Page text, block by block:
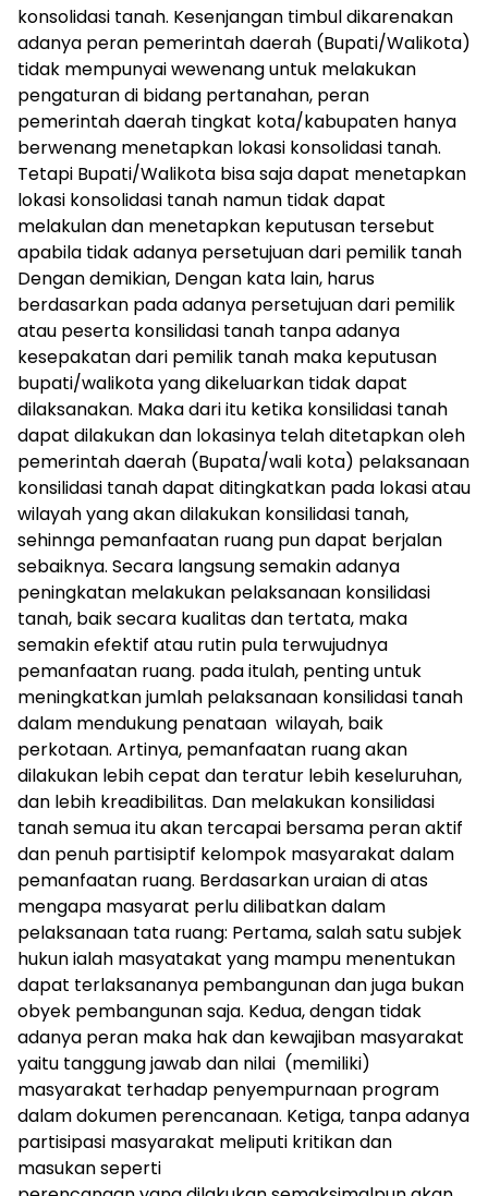
konsolidasi tanah. Kesenjangan timbul dikarenakan
adanya peran pemerintah daerah (Bupati/Walikota)
tidak mempunyai wewenang untuk melakukan
pengaturan di bidang pertanahan, peran
pemerintah daerah tingkat kota/kabupaten hanya
berwenang menetapkan lokasi konsolidasi tanah.
Tetapi Bupati/Walikota bisa saja dapat menetapkan
lokasi konsolidasi tanah namun tidak dapat
melakulan dan menetapkan keputusan tersebut
apabila tidak adanya persetujuan dari pemilik tanah
Dengan demikian, Dengan kata lain, harus
berdasarkan pada adanya persetujuan dari pemilik
atau peserta konsilidasi tanah tanpa adanya
kesepakatan dari pemilik tanah maka keputusan
bupati/walikota yang dikeluarkan tidak dapat
dilaksanakan. Maka dari itu ketika konsilidasi tanah
dapat dilakukan dan lokasinya telah ditetapkan oleh
pemerintah daerah (Bupata/wali kota) pelaksanaan
konsilidasi tanah dapat ditingkatkan pada lokasi atau
wilayah yang akan dilakukan konsilidasi tanah,
sehinnga pemanfaatan ruang pun dapat berjalan
sebaiknya. Secara langsung semakin adanya
peningkatan melakukan pelaksanaan konsilidasi
tanah, baik secara kualitas dan tertata, maka
semakin efektif atau rutin pula terwujudnya
pemanfaatan ruang. pada itulah, penting untuk
meningkatkan jumlah pelaksanaan konsilidasi tanah
dalam mendukung penataan wilayah, baik
perkotaan. Artinya, pemanfaatan ruang akan
dilakukan lebih cepat dan teratur lebih keseluruhan,
dan lebih kreadibilitas. Dan melakukan konsilidasi
tanah semua itu akan tercapai bersama peran aktif
dan penuh partisiptif kelompok masyarakat dalam
pemanfaatan ruang. Berdasarkan uraian di atas
mengapa masyarat perlu dilibatkan dalam
pelaksanaan tata ruang: Pertama, salah satu subjek
hukun ialah masyatakat yang mampu menentukan
dapat terlaksananya pembangunan dan juga bukan
obyek pembangunan saja. Kedua, dengan tidak
adanya peran maka hak dan kewajiban masyarakat
yaitu tanggung jawab dan nilai (memiliki)
masyarakat terhadap penyempurnaan program
dalam dokumen perencanaan. Ketiga, tanpa adanya
partisipasi masyarakat meliputi kritikan dan
masukan seperti